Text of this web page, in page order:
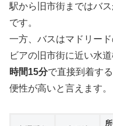
駅から旧市街まではバ
です。
一方、バスはマドリー
ビアの旧市街に近い水
時間15分で直接到着す
便性が高いと言えます。